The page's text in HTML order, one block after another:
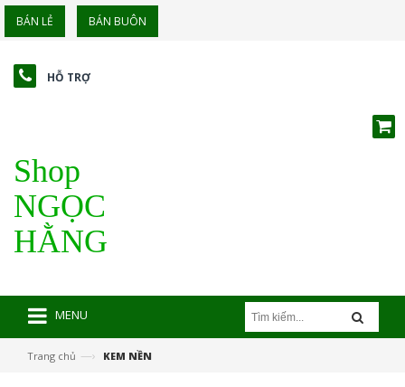
BÁN LẺ BÁN BUÔN
HỖ TRỢ
Shop
NGỌC
HẰNG
MENU
Trang chủ —› KEM NỀN